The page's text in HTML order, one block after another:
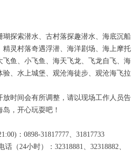
瑚探索潜水、古村落探趣潜水、海底沉船
灵村落奇遇浮潜、海洋剧场、海上摩托
鱼、小飞鱼、海天飞龙、飞龙自飞、海
验、水上城堡、观沧海徒步、观沧海飞拉
放时间会有所调整，请以现场工作人员告
，开心玩耍吧！
：0898-31817777、31817733
（24小时）：32318881、32318882、